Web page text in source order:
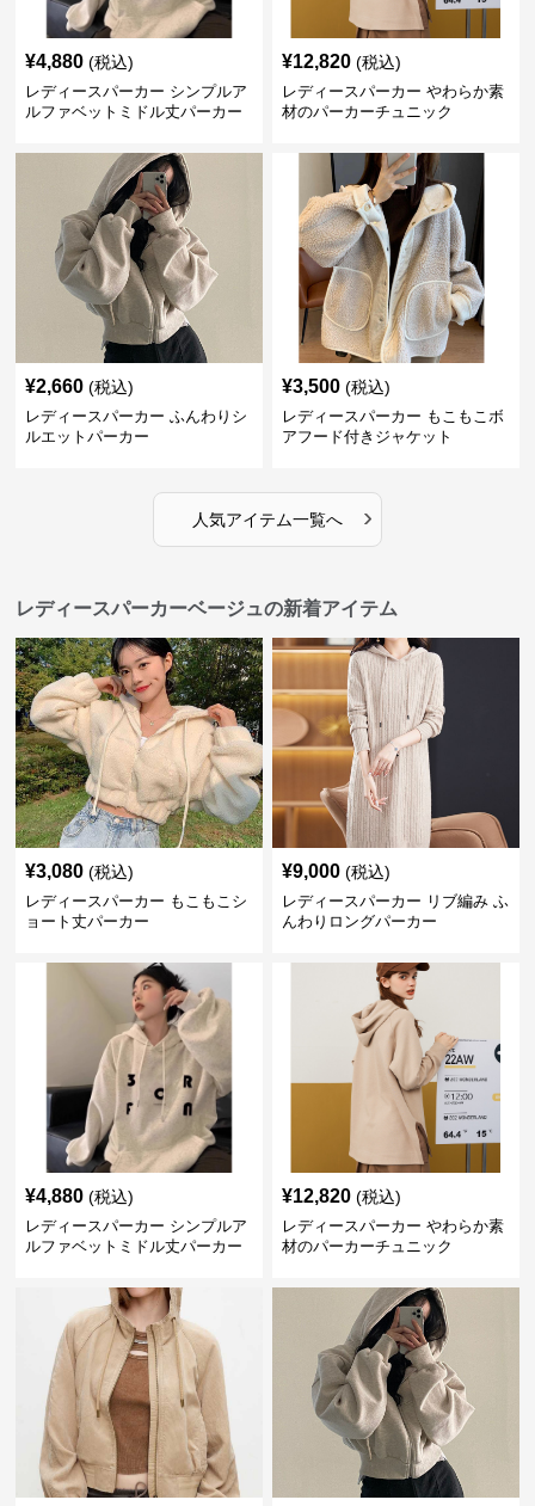
¥4,880 (税込)
レディースパーカー シンプルア
ルファベットミドル丈パーカー
¥12,820 (税込)
レディースパーカー やわらか素
材のパーカーチュニック
¥2,660 (税込)
レディースパーカー ふんわりシ
ルエットパーカー
¥3,500 (税込)
レディースパーカー もこもこボ
アフード付きジャケット
人気アイテム一覧へ ›
レディースパーカーベージュの新着アイテム
¥3,080 (税込)
レディースパーカー もこもこシ
ョート丈パーカー
¥9,000 (税込)
レディースパーカー リブ編み ふ
んわりロングパーカー
¥4,880 (税込)
レディースパーカー シンプルア
ルファベットミドル丈パーカー
¥12,820 (税込)
レディースパーカー やわらか素
材のパーカーチュニック